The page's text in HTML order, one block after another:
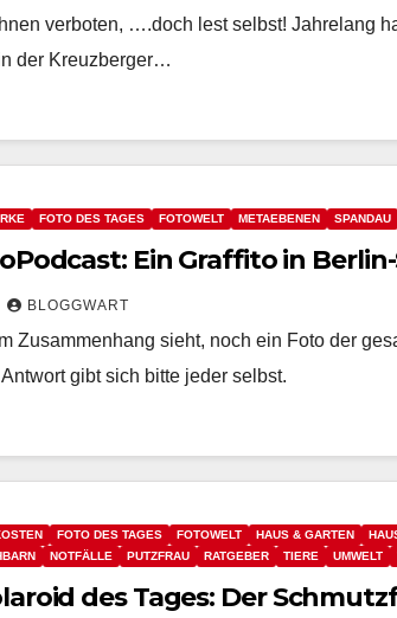
verboten, ….doch lest selbst! Jahrelang
der Kreuzberger…
FOTO DES TAGES FOTOWELT METAEBENEN SPANDAU
Ein Graffito in
BLOGGWART
Zusammenhang sieht, noch ein Foto der
gibt sich bitte jeder selbst.
FOTO DES TAGES FOTOWELT HAUS & GARTEN
NOTFÄLLE PUTZFRAU RATGEBER TIERE UMWELT
des Tages: Der